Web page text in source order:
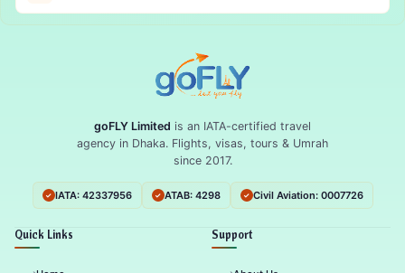
goFLY Limited is an IATA-certified travel
agency in Dhaka. Flights, visas, tours & Umrah
since 2017.
IATA: 42337956 ATAB: 4298 Civil Aviation: 0007726
Quick Links Support